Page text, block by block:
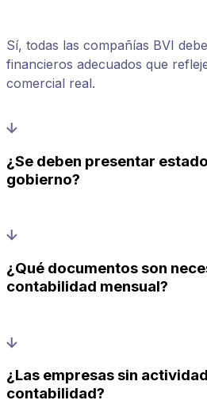
Sí, todas las compañías BVI
financieros adecuados que
comercial real.
¿Se deben presentar
gobierno?
¿Qué documentos son
contabilidad mensual?
¿Las empresas sin
contabilidad?